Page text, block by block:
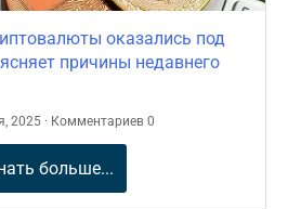
оказались под
причины недавнего
2025 · Комментариев 0
больше...